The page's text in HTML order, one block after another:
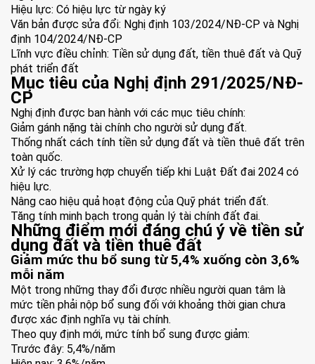
Hiệu lực: Có hiệu lực từ ngày ký
Văn bản được sửa đổi: Nghị định 103/2024/NĐ-CP và Nghị
định 104/2024/NĐ-CP
Lĩnh vực điều chỉnh: Tiền sử dụng đất, tiền thuê đất và Quỹ
phát triển đất
Mục tiêu của Nghị định 291/2025/NĐ-
CP
Nghị định được ban hành với các mục tiêu chính:
Giảm gánh nặng tài chính cho người sử dụng đất.
Thống nhất cách tính tiền sử dụng đất và tiền thuê đất trên
toàn quốc.
Xử lý các trường hợp chuyển tiếp khi Luật Đất đai 2024 có
hiệu lực.
Nâng cao hiệu quả hoạt động của Quỹ phát triển đất.
Tăng tính minh bạch trong quản lý tài chính đất đai.
Những điểm mới đáng chú ý về tiền sử
dụng đất và tiền thuê đất
Giảm mức thu bổ sung từ 5,4% xuống còn 3,6%
mỗi năm
Một trong những thay đổi được nhiều người quan tâm là
mức tiền phải nộp bổ sung đối với khoảng thời gian chưa
được xác định nghĩa vụ tài chính.
Theo quy định mới, mức tính bổ sung được giảm:
Trước đây: 5,4%/năm